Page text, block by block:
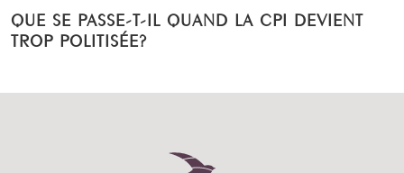
QUE SE PASSE-T-IL QUAND LA CPI DEVIENT
TROP POLITISÉE?